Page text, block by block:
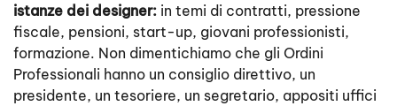
istanze dei designer: in temi di contratti, pressione
fiscale, pensioni, start-up, giovani professionisti,
formazione. Non dimentichiamo che gli Ordini
Professionali hanno un consiglio direttivo, un
presidente, un tesoriere, un segretario, appositi uffici